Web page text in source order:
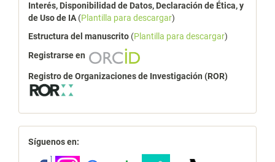
Interés, Disponibilidad de Datos, Declaración de Ética, y
de Uso de IA (Plantilla para descargar)
Estructura del manuscrito (Plantilla para descargar)
Registrarse en
Registro de Organizaciones de Investigación (ROR)
redes
Síguenos en: